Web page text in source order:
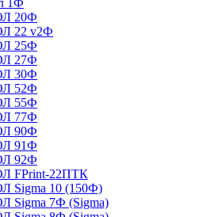
1Ф
20Ф
22 v2Ф
25Ф
27Ф
30Ф
52Ф
55Ф
77Ф
90Ф
91Ф
92Ф
FPrint-22ПТК
Sigma 10 (150Ф)
Sigma 7Ф (Sigma)